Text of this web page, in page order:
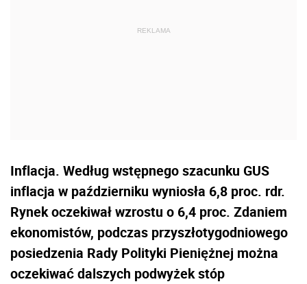
Inflacja. Według wstępnego szacunku GUS
inflacja w październiku wyniosła 6,8 proc. rdr.
Rynek oczekiwał wzrostu o 6,4 proc. Zdaniem
ekonomistów, podczas przyszłotygodniowego
posiedzenia Rady Polityki Pieniężnej można
oczekiwać dalszych podwyżek stóp